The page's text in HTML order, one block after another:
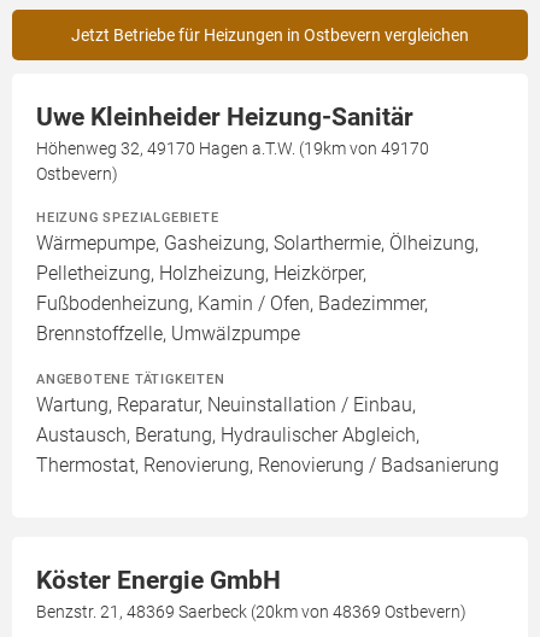
Jetzt Betriebe für Heizungen in Ostbevern vergleichen
Uwe Kleinheider Heizung-Sanitär
Höhenweg 32, 49170 Hagen a.T.W. (19km von 49170
Ostbevern)
HEIZUNG SPEZIALGEBIETE
Wärmepumpe, Gasheizung, Solarthermie, Ölheizung,
Pelletheizung, Holzheizung, Heizkörper,
Fußbodenheizung, Kamin / Ofen, Badezimmer,
Brennstoffzelle, Umwälzpumpe
ANGEBOTENE TÄTIGKEITEN
Wartung, Reparatur, Neuinstallation / Einbau,
Austausch, Beratung, Hydraulischer Abgleich,
Thermostat, Renovierung, Renovierung / Badsanierung
Köster Energie GmbH
Benzstr. 21, 48369 Saerbeck (20km von 48369 Ostbevern)